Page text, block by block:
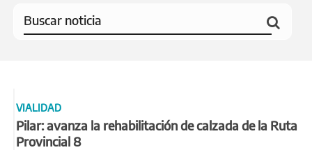
VIALIDAD
Pilar: avanza la rehabilitación de calzada de la Ruta
Provincial 8